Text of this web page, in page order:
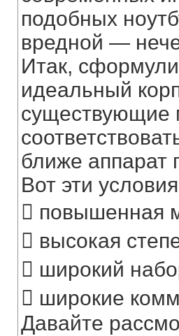
подобных
вредной —
Итак,
идеальный
существующие
ближе аппарат
Вот эти
 повышенная
 высокая
 широкий
 широкие
Давайте